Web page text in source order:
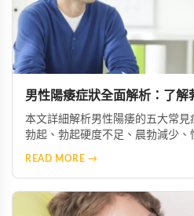
男性陽痿症狀全面解析：了
本文詳細解析男性陽痿的五大常
勃起、勃起硬度不足、晨勃減少、
READ MORE →